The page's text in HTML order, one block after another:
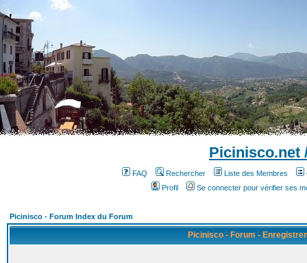
Picinisco.net
FAQ Rechercher Liste des Membres
Profil
Se connecter pour vérifier ses
Picinisco - Forum Index du Forum
Picinisco - Forum -